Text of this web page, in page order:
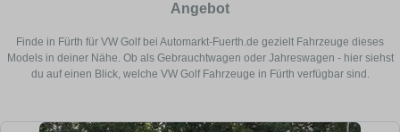
Angebot
Finde in Fürth für VW Golf bei Automarkt-Fuerth.de gezielt Fahrzeuge dieses
Models in deiner Nähe. Ob als Gebrauchtwagen oder Jahreswagen - hier siehst
du auf einen Blick, welche VW Golf Fahrzeuge in Fürth verfügbar sind.